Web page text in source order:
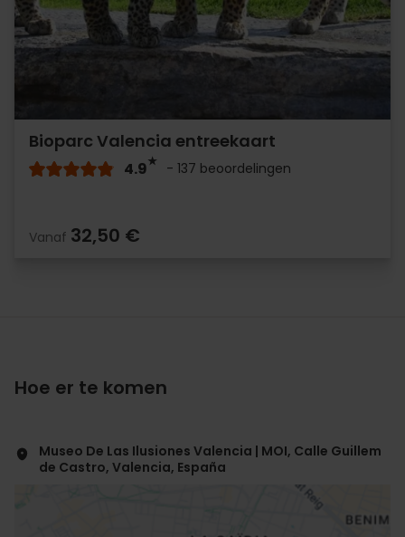
Bioparc Valencia entreekaart
4.9 - 137 beoordelingen
Vanaf 32,50 €
Hoe er te komen
Museo De Las Ilusiones Valencia | MOI, Calle Guillem
de Castro, Valencia, España